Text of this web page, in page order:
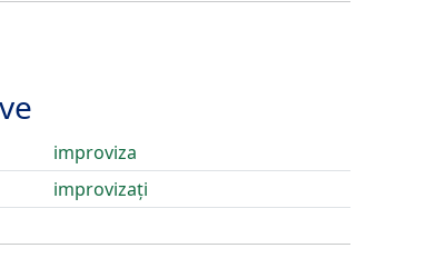
improviza
improvizați